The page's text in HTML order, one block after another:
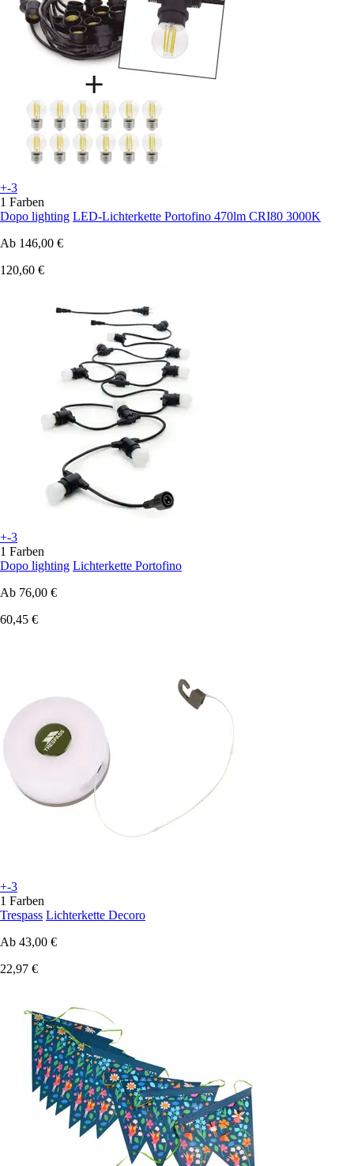
+-3
1 Farben
Dopo lighting LED-Lichterkette Portofino 470lm CRI80 3000K
Ab 146,00 €
120,60 €
+-3
1 Farben
Dopo lighting Lichterkette Portofino
Ab 76,00 €
60,45 €
+-3
1 Farben
Trespass Lichterkette Decoro
Ab 43,00 €
22,97 €